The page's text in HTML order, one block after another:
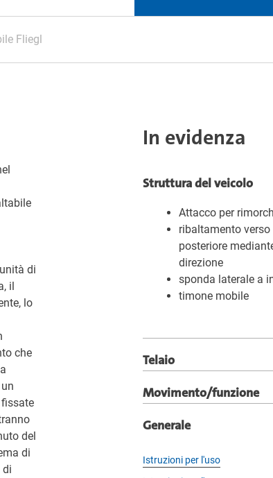
Fliegl
di
il
lo
che
del
di
di
In evidenza
Struttura del veicolo
Attacco per
ribaltamento
posteriore
direzione
sponda laterale a
timone mobile
Telaio
Movimento/funzione
Generale
Istruzioni per l'uso